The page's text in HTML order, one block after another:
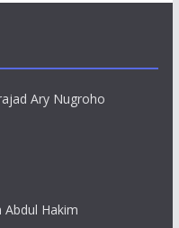
Ary Nugroho
Abdul Hakim